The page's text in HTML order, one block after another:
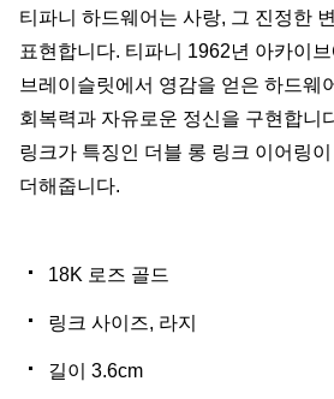
티파니 하드웨어는 사랑, 그 진정한
표현합니다. 티파니 1962년 아카이
브레이슬릿에서 영감을 얻은 하드웨
회복력과 자유로운 정신을 구현합니
링크가 특징인 더블 롱 링크 이어링
더해줍니다.
18K 로즈 골드
링크 사이즈, 라지
길이 3.6cm